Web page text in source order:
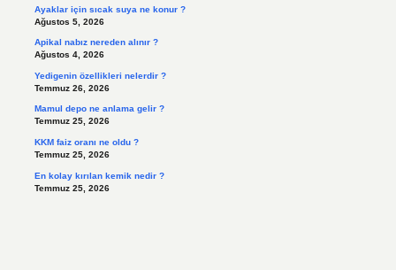
Ayaklar için sıcak suya ne konur ?
Ağustos 5, 2026
Apikal nabız nereden alınır ?
Ağustos 4, 2026
Yedigenin özellikleri nelerdir ?
Temmuz 26, 2026
Mamul depo ne anlama gelir ?
Temmuz 25, 2026
KKM faiz oranı ne oldu ?
Temmuz 25, 2026
En kolay kırılan kemik nedir ?
Temmuz 25, 2026